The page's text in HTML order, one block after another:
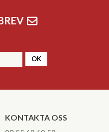
OK
KONTAKTA OSS